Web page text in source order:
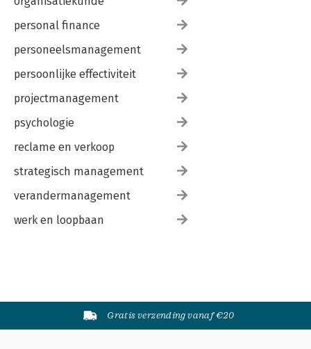
personal finance
personeelsmanagement
persoonlijke effectiviteit
projectmanagement
psychologie
reclame en verkoop
strategisch management
verandermanagement
werk en loopbaan
Gratis verzending vanaf €20